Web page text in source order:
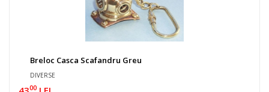
Breloc Casca Scafandru Greu
DIVERSE
00